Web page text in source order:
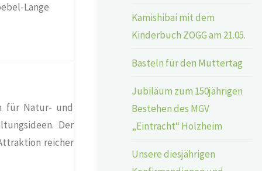
Lange
für Natur- und
Der
reicher
Kamishibai mit dem
Kinderbuch ZOGG am 21.05.
Basteln für den Muttertag
Jubiläum zum 150jährigen
Bestehen des MGV
„Eintracht“ Holzheim
Unsere diesjährigen